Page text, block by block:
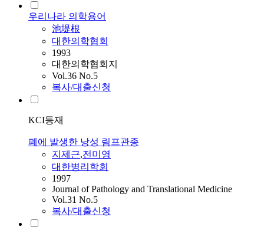
우리나라 의학용어
池堤根
대한의학협회
1993
대한의학협회지
Vol.36 No.5
복사/대출신청
KCI등재
폐에 발생한 낭성 림프관종
지제근,전미영
대한병리학회
1997
Journal of Pathology and Translational Medicine
Vol.31 No.5
복사/대출신청